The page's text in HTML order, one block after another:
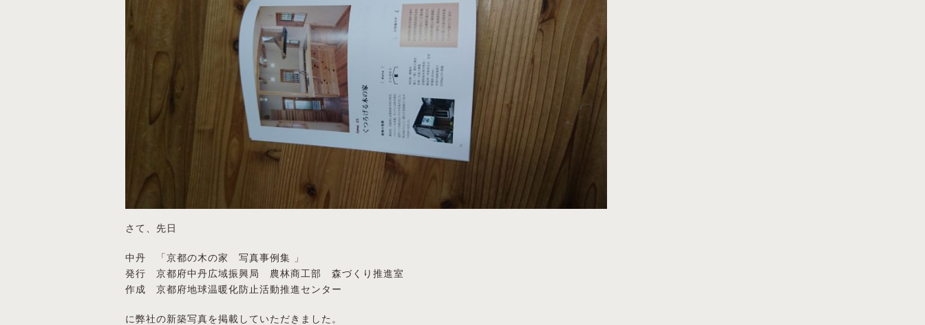
さて、先日
中丹 「京都の木の家 写真事例集 」
発行 京都府中丹広域振興局 農林商工部 森づくり推進室
作成 京都府地球温暖化防止活動推進センター
に弊社の新築写真を掲載していただきました。